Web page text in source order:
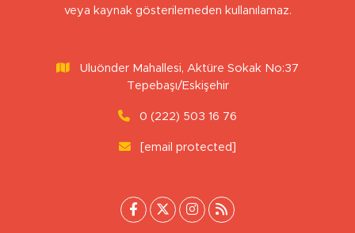
veya kaynak gösterilemeden kullanılamaz.
Uluönder Mahallesi, Aktüre Sokak No:37
Tepebaşı/Eskişehir
0 (222) 503 16 76
[email protected]